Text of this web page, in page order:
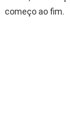
começo ao fim.